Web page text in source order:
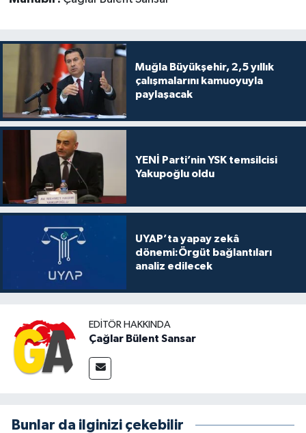
Muğla Büyükşehir, 2,5 yıllık
çalışmalarını kamuoyuyla
paylaşacak
YENİ Parti’nin YSK temsilcisi
Yakupoğlu oldu
UYAP’ta yapay zekâ
dönemi:Örgüt bağlantıları
analiz edilecek
EDITÖR HAKKINDA
Çağlar Bülent Sansar
Bunlar da ilginizi çekebilir